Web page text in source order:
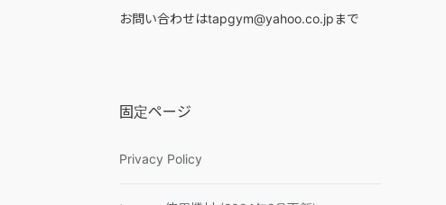
お問い合わせはtapgym@yahoo.co.jpまで
固定ページ
Privacy Policy